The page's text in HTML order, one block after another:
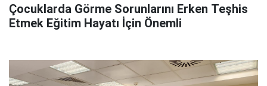
Çocuklarda Görme Sorunlarını Erken Teşhis
Etmek Eğitim Hayatı İçin Önemli